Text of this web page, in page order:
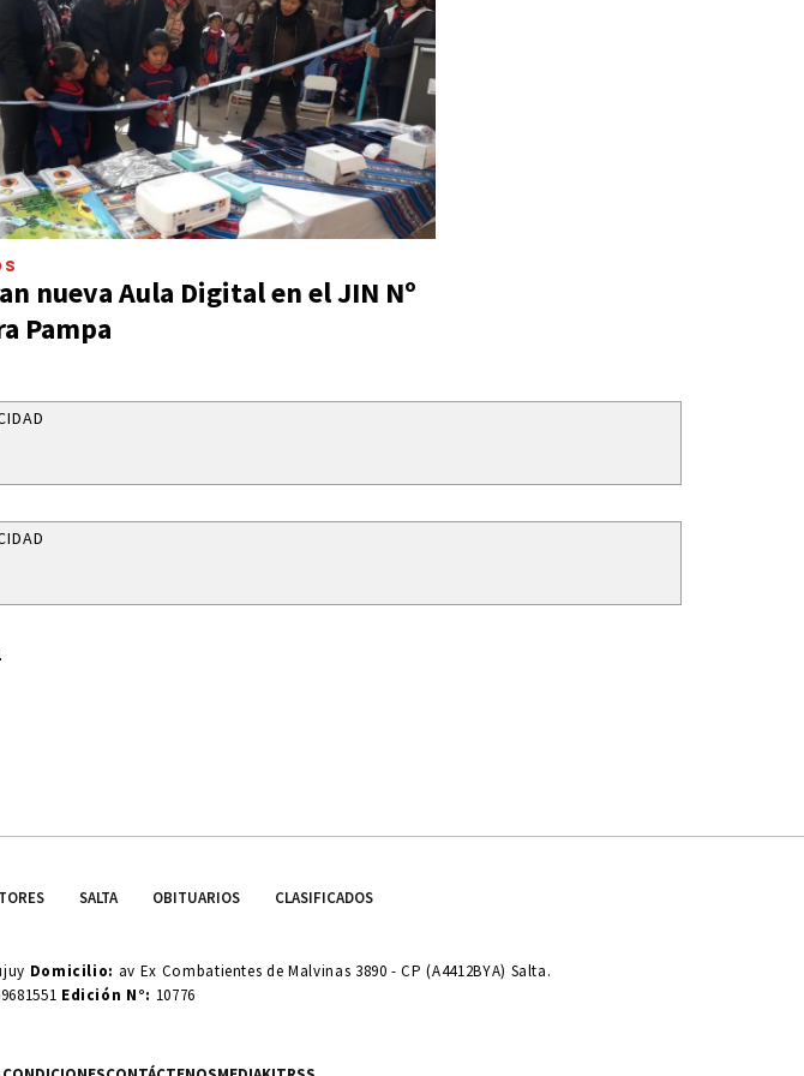
nueva Aula Digital en el JIN Nº
Pampa
SALTA OBITUARIOS CLASIFICADOS
Domicilio: av Ex Combatientes de Malvinas 3890 - CP (A4412BYA) Salta.
Edición N°: 10776